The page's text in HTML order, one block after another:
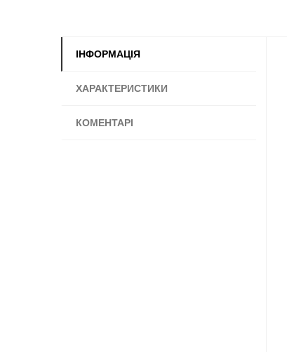
ІНФОРМАЦІЯ
ХАРАКТЕРИСТИКИ
КОМЕНТАРІ